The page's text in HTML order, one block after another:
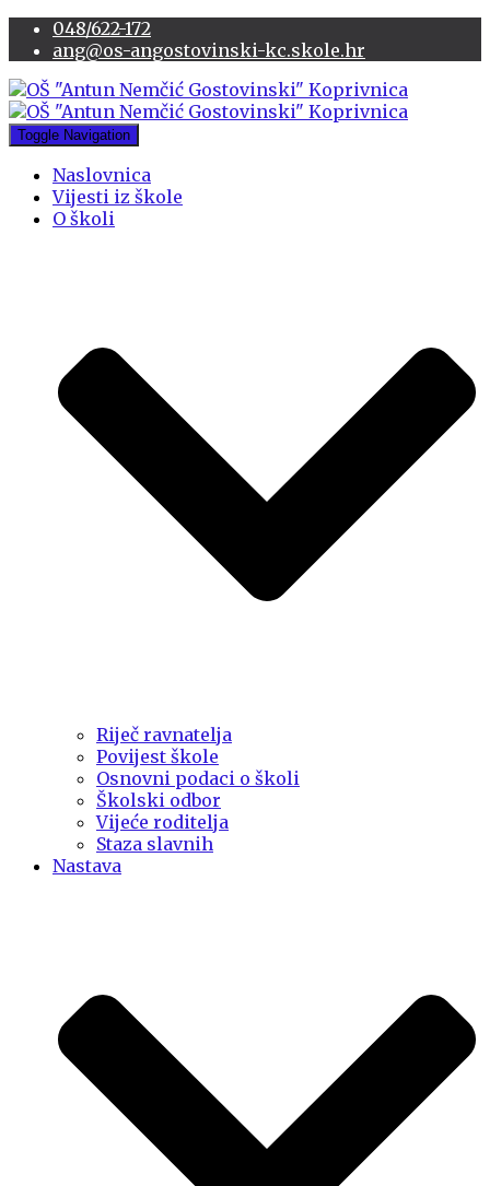
048/622-172
ang@os-angostovinski-kc.skole.hr
Toggle Navigation
Naslovnica
Vijesti iz škole
O školi
Riječ ravnatelja
Povijest škole
Osnovni podaci o školi
Školski odbor
Vijeće roditelja
Staza slavnih
Nastava